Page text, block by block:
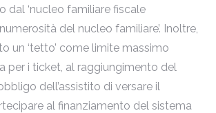
dal ‘nucleo familiare fiscale
del nucleo familiare’. Inoltre,
un ‘tetto’ come limite massimo
per i ticket, al raggiungimento del
dell’assistito di versare il
al finanziamento del sistema